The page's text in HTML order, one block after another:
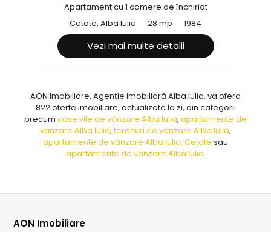
Apartament cu 1 camere de închiriat
Cetate, Alba Iulia
28 mp 1984
Vezi mai multe detalii
AON Imobiliare, Agenție imobiliară Alba Iulia, va ofera
822 oferte imobiliare, actualizate la zi, din categorii
precum case vile de vânzare Alba Iulia, apartamente de
vânzare Alba Iulia,terenuri de vânzare Alba Iulia,
apartamente de vânzare Alba Iulia, Cetate sau
apartamente de vânzare Alba Iulia.
AON Imobiliare